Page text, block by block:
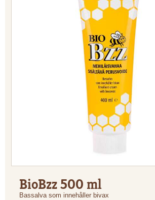
BioBzz 500 ml
Bassalva som innehåller bivax